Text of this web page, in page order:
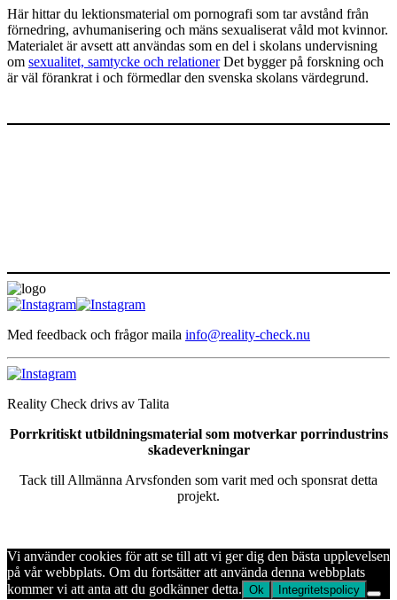
Här hittar du lektionsmaterial om pornografi som tar avstånd från
förnedring, avhumanisering och mäns sexualiserat våld mot kvinnor.
Materialet är avsett att användas som en del i skolans undervisning
om sexualitet, samtycke och relationerDet bygger på forskning och
är väl förankrat i och förmedlar den svenska skolans värdegrund.
Med feedback och frågor maila info@reality-check.nu
Reality Check drivs av Talita
Porrkritiskt utbildningsmaterial som motverkar porrindustrins
skadeverkningar
Tack till Allmänna Arvsfonden som varit med och sponsrat detta
projekt.
Vi använder cookies för att se till att vi ger dig den bästa upplevelsen
på vår webbplats. Om du fortsätter att använda denna webbplats
kommer vi att anta att du godkänner detta. Ok Integritetspolicy